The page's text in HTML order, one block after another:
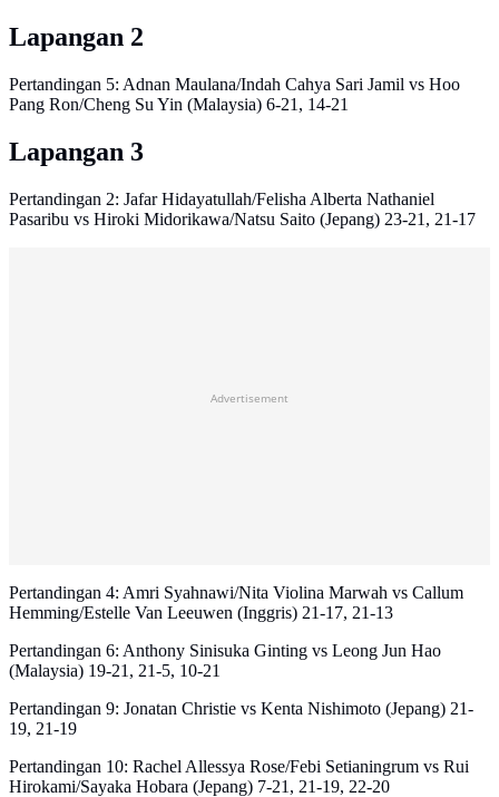
Lapangan 2
Pertandingan 5: Adnan Maulana/Indah Cahya Sari Jamil vs Hoo
Pang Ron/Cheng Su Yin (Malaysia) 6-21, 14-21
Lapangan 3
Pertandingan 2: Jafar Hidayatullah/Felisha Alberta Nathaniel
Pasaribu vs Hiroki Midorikawa/Natsu Saito (Jepang) 23-21, 21-17
Advertisement
Pertandingan 4: Amri Syahnawi/Nita Violina Marwah vs Callum
Hemming/Estelle Van Leeuwen (Inggris) 21-17, 21-13
Pertandingan 6: Anthony Sinisuka Ginting vs Leong Jun Hao
(Malaysia) 19-21, 21-5, 10-21
Pertandingan 9: Jonatan Christie vs Kenta Nishimoto (Jepang) 21-
19, 21-19
Pertandingan 10: Rachel Allessya Rose/Febi Setianingrum vs Rui
Hirokami/Sayaka Hobara (Jepang) 7-21, 21-19, 22-20